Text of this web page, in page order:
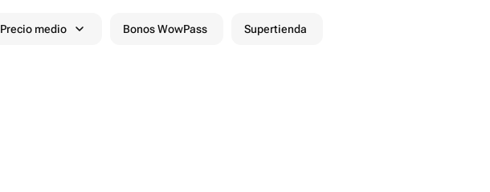
Precio medio Bonos WowPass Supertienda